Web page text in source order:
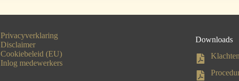
Privacyverklaring
Disclaimer
Cookiebeleid (EU)
Inlog medewerkers
Downloads